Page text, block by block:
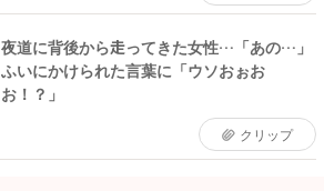
夜道に背後から走ってきた女性…「あの…」
ふいにかけられた言葉に「ウソおぉお
お！？」
クリップ